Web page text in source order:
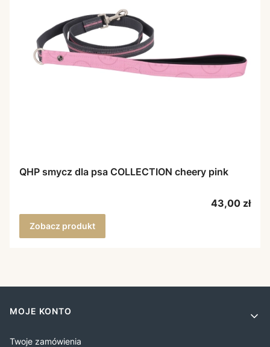
QHP smycz dla psa COLLECTION cheery pink
Cena
43,00 zł
Zobacz produkt
Linki w stopce
MOJE KONTO
Twoje zamówienia